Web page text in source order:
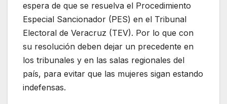
espera de que se resuelva el Procedimiento
Especial Sancionador (PES) en el Tribunal
Electoral de Veracruz (TEV). Por lo que con
su resolución deben dejar un precedente en
los tribunales y en las salas regionales del
país, para evitar que las mujeres sigan estando
indefensas.